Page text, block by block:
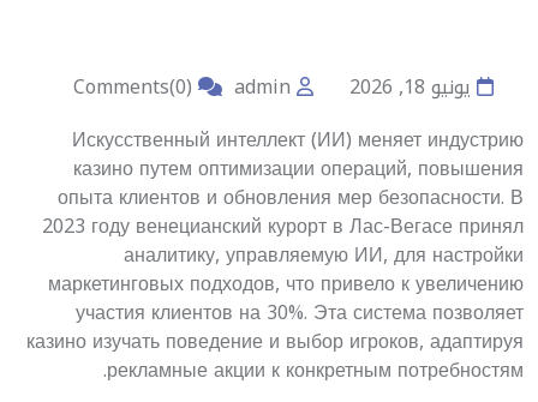
يونيو 18, 2026 admin
Comments(0)
Искусственный интеллект (ИИ) меняет индустрию
казино путем оптимизации операций, повышения
опыта клиентов и обновления мер безопасности. В
2023 году венецианский курорт в Лас-Вегасе принял
аналитику, управляемую ИИ, для настройки
маркетинговых подходов, что привело к увеличению
участия клиентов на 30%. Эта система позволяет
казино изучать поведение и выбор игроков, адаптируя
рекламные акции к конкретным потребностям.